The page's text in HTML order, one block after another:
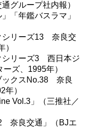
グループ社内報）
「年鑑バスラマ」
シリーズ13 奈良交
）
シリーズ3 西日本ジ
ズ、1995年）
ックスNo.38 奈良
年）
Vol.3」（三推社／
奈良交通」（BJエ